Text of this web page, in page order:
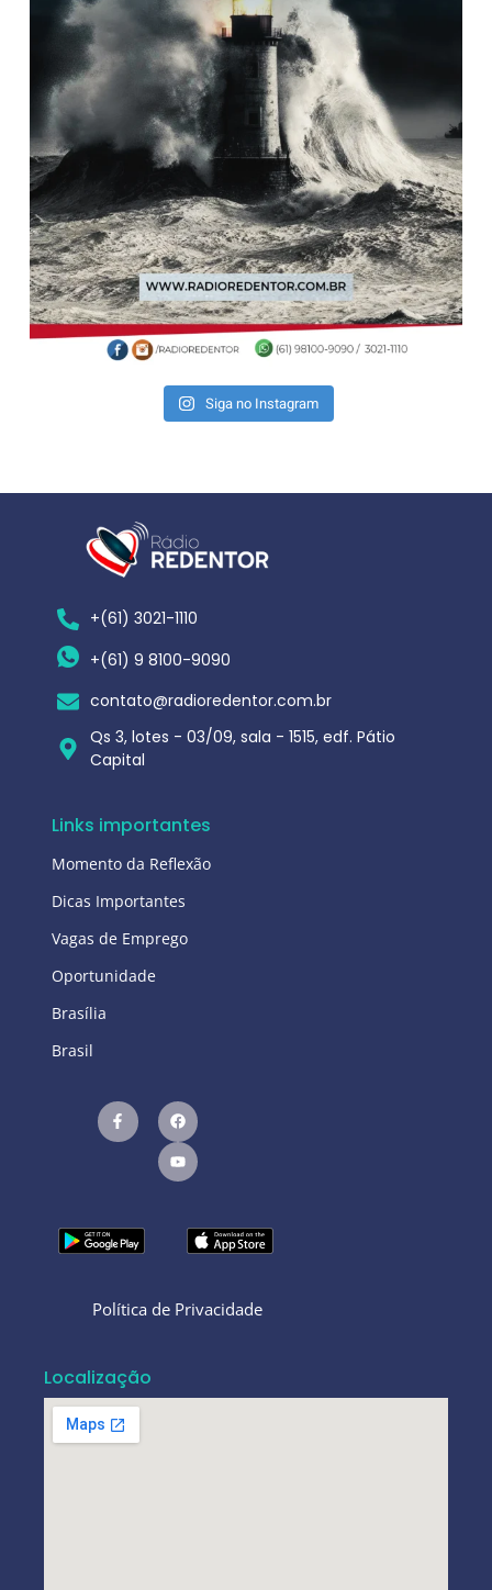
Siga no Instagram
+(61) 3021-1110
+(61) 9 8100-9090
contato@radioredentor.com.br
Qs 3, lotes - 03/09, sala - 1515, edf. Pátio
Capital
Links importantes
Momento da Reflexão
Dicas Importantes
Vagas de Emprego
Oportunidade
Brasília
Brasil
Política de Privacidade
Localização